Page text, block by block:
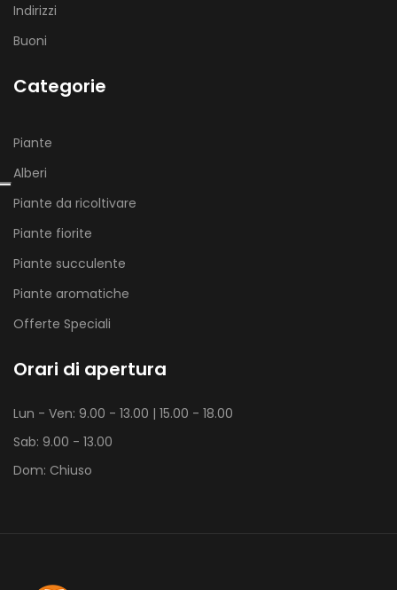
Indirizzi
Buoni
Categorie
Piante
Alberi
Piante da ricoltivare
Piante fiorite
Piante succulente
Piante aromatiche
Offerte Speciali
Orari di apertura
Lun - Ven: 9.00 - 13.00 | 15.00 - 18.00
Sab: 9.00 - 13.00
Dom: Chiuso